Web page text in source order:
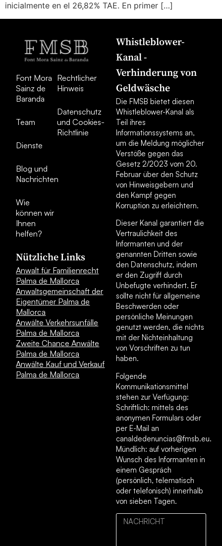
inicialmente en el 26,82% TAE. En primer […]
Font Mora
Sainz de
Baranda
Team
Dienste
Blog und
Nachrichten
Wie
können wir
Ihnen
helfen?
Rechtlicher
Hinweis
Datenschutz
und Cookies-
Richtlinie
Nützliche Links
Anwalt für Familienrecht
Palma de Mallorca
Anwaltsgemeinschaft der
Eigentümer Palma de
Mallorca
Anwälte Verkehrsunfälle
Palma de Mallorca
Zweite Chance Anwälte
Palma de Mallorca
Anwälte Kauf und Verkauf
Palma de Mallorca
Whistleblower-
Kanal -
Verhinderung von
Geldwäsche
Die FMSB bietet diesen
Whistleblower-Kanal als
Teil ihres
Informationssystems an,
um die Meldung möglicher
Verstöße gegen das
Gesetz 2/2023 vom 20.
Februar über den Schutz
von Hinweisgebern und
den Kampf gegen
Korruption zu erleichtern.
Dieser Kanal garantiert die
Vertraulichkeit des
Informanten und der
genannten Dritten sowie
den Datenschutz, indem
er den Zugriff durch
Unbefugte verhindert. Er
sollte nicht für allgemeine
Beschwerden oder
persönliche Meinungen
genutzt werden, die nichts
mit der Nichteinhaltung
von Vorschriften zu tun
haben.
Folgende
Kommunikationsmittel
stehen zur Verfügung:
Schriftlich: mittels des
anonymen Formulars oder
per E-Mail an
canaldedenuncias@fmsb.eu.
Mündlich: auf vorherigen
Wunsch des Informanten in
einem Gespräch
(persönlich, telematisch
oder telefonisch) innerhalb
von sieben Tagen.